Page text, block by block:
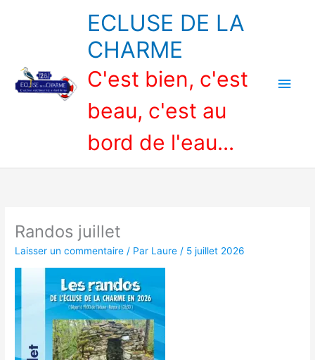
ECLUSE DE LA
CHARME
C'est bien, c'est
beau, c'est au
bord de l'eau...
Randos juillet
Laisser un commentaire / Par Laure/ 5 juillet 2026